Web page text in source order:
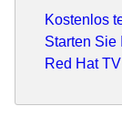
Kostenlos
Starten Sie
Red Hat